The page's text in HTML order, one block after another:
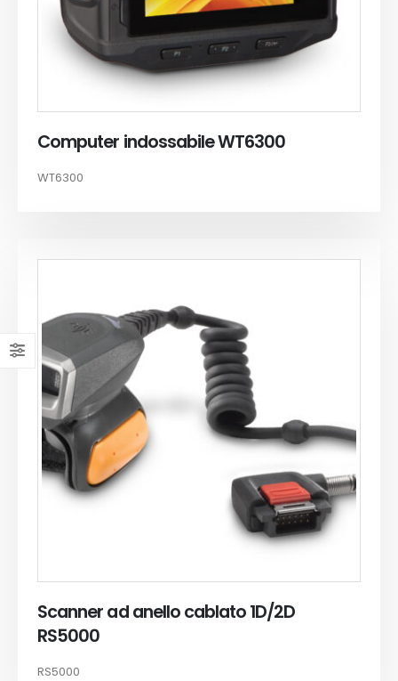
Computer indossabile WT6300
WT6300
Scanner ad anello cablato 1D/2D
RS5000
RS5000